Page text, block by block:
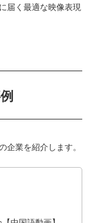
届く最適な映像表現
業を紹介します。